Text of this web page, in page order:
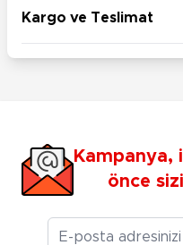
Kargo ve Teslimat
Kampanya,
önce